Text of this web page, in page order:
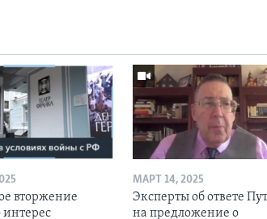
вторжение
МАРТ 14, 2025
Эксперты об ответе
на предложение о